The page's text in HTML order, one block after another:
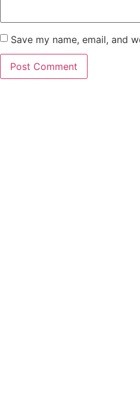
Save my name, email, and